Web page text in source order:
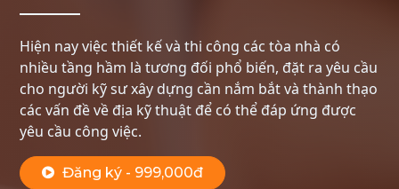
Hiện nay việc thiết kế và thi công các tòa nhà có
nhiều tầng hầm là tương đối phổ biến, đặt ra yêu cầu
cho người kỹ sư xây dựng cần nắm bắt và thành thạo
các vấn đề về địa kỹ thuật để có thể đáp ứng được
yêu cầu công việc.
Đăng ký - 999,000đ